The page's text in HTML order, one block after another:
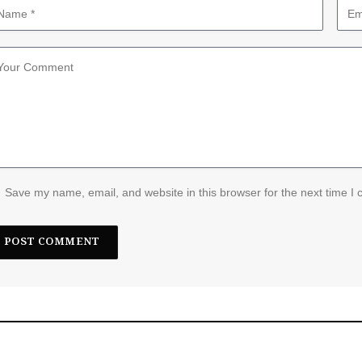
Save my name, email, and website in this browser for the next time I